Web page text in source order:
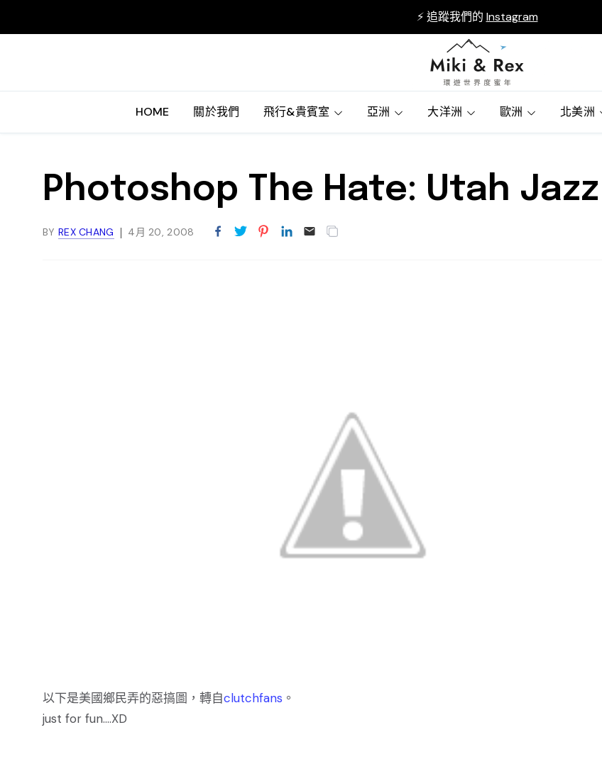
⚡ 追蹤我們的 Instagram
HOME 關於我們 飛行&貴賓室 亞洲 大洋洲 歐洲 北美洲
Photoshop The Hate: Utah
BY REX CHANG 4月 20, 2008
以下是美國鄉民弄的惡搞圖，轉自clutchfans 。
just for fun....XD